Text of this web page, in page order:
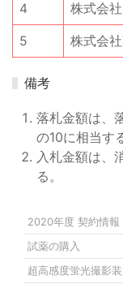
4 株式会
5 株式会
備考
落札金額は、
の10に相当す
入札金額は、
る。
2020年度 契約情報
試薬の購入
超高感度蛍光撮影